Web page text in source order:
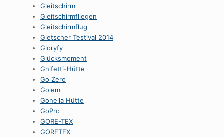
Gleitschirm
Gleitschirmfliegen
Gleitschirmflug
Gletscher Testival 2014
Gloryfy
Glücksmoment
Gnifetti-Hütte
Go Zero
Golem
Gonella Hütte
GoPro
GORE-TEX
GORETEX